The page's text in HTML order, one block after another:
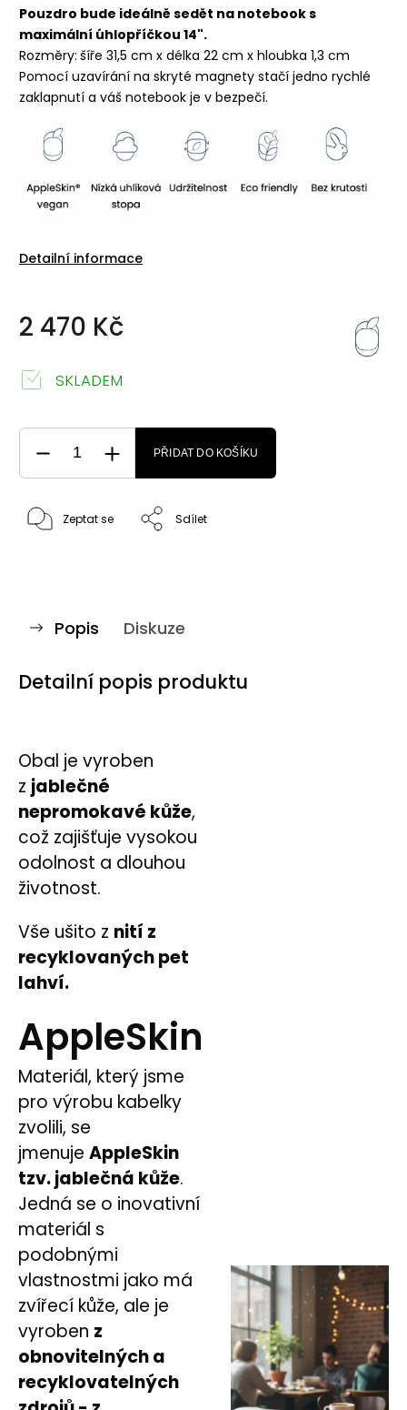
Pouzdro bude ideálně sedět na notebook s
maximální úhlopříčkou 14".
Rozměry: šíře 31,5 cm x délka 22 cm x hloubka 1,3 cm
Pomocí uzavírání na skryté magnety stačí jedno rychlé
zaklapnutí a váš notebook je v bezpečí.
Detailní informace
2 470 Kč
SKLADEM
PŘIDAT DO KOŠÍKU
Zeptat se Sdílet
Popis Diskuze
Detailní popis produktu
Obal je vyroben
z jablečné
nepromokavé kůže,
což zajišťuje vysokou
odolnost a dlouhou
životnost.
Vše ušito z nití z
recyklovaných pet
lahví.
AppleSkin
Materiál, který jsme
pro výrobu kabelky
zvolili, se
jmenuje AppleSkin
tzv. jablečná kůže.
Jedná se o inovativní
materiál s
podobnými
vlastnostmi jako má
zvířecí kůže, ale je
vyroben z
obnovitelných a
recyklovatelných